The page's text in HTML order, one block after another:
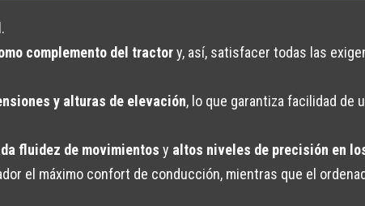
.
complemento del tractory, así, satisfacer todas las
y alturas de elevación, lo que garantiza facilidad de
fluidez de movimientos y altos niveles de precisión en
el máximo confort de conducción, mientras que el